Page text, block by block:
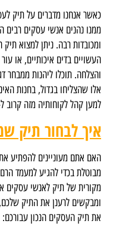
כאשר אנחנו מדברים על תיק
ממנו נהנים אנשי עסקים
ומכובדות רבה. ניתן למצוא
העשויים בדים איכותיים, או
והצלחה. תוכלו ליהנות ממבחר
אלו שהצליחו בגדול, בחנות
למען קהל לקוחותיה מזה קרוב ל-70
איך לבחור תיק
האם אתם מעוניינים להפתיע
מבוטלת בכדי להגיע למעמד
מקורית של תיק לאנשי עסקים
ומבקשים לרענן את התיק
את תיק העסקים הנכון עבורכם: